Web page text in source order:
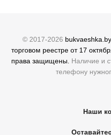
© 2017-2026
торговом реестре от 17
права защищены. Наличие и
телефону
Наши